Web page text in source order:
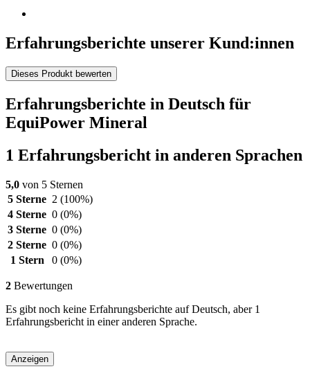
Erfahrungsberichte unserer Kund:innen
Dieses Produkt bewerten
Erfahrungsberichte in Deutsch für
EquiPower Mineral
1 Erfahrungsbericht in anderen Sprachen
5,0 von 5 Sternen
5 Sterne 2 (100%)
4 Sterne 0 (0%)
3 Sterne 0 (0%)
2 Sterne 0 (0%)
1 Stern
0 (0%)
2 Bewertungen
Es gibt noch keine Erfahrungsberichte auf Deutsch, aber 1
Erfahrungsbericht in einer anderen Sprache.
Anzeigen